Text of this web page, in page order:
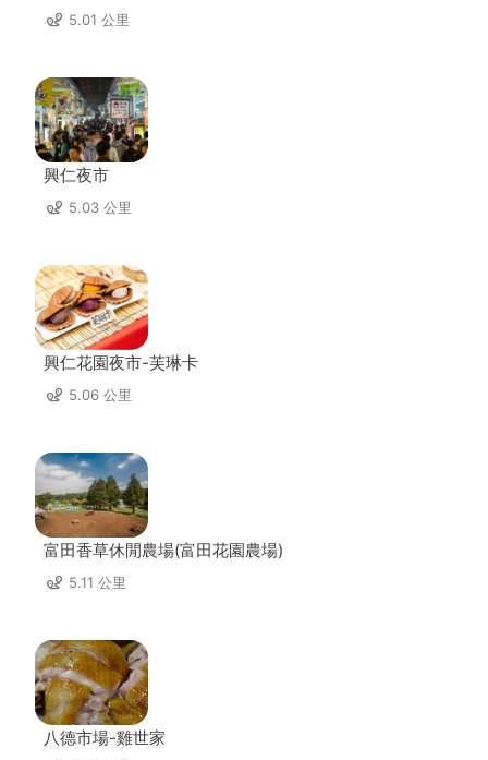
5.01 公里
興仁夜市
5.03 公里
興仁花園夜市-芙琳卡
5.06 公里
富田香草休閒農場(富田花園農場)
5.11 公里
八德市場-雞世家